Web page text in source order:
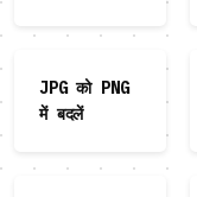
JPG को PNG
में बदलें